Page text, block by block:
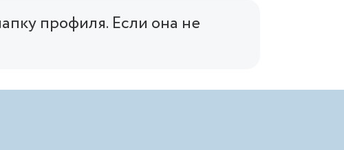
профиля. Если она не